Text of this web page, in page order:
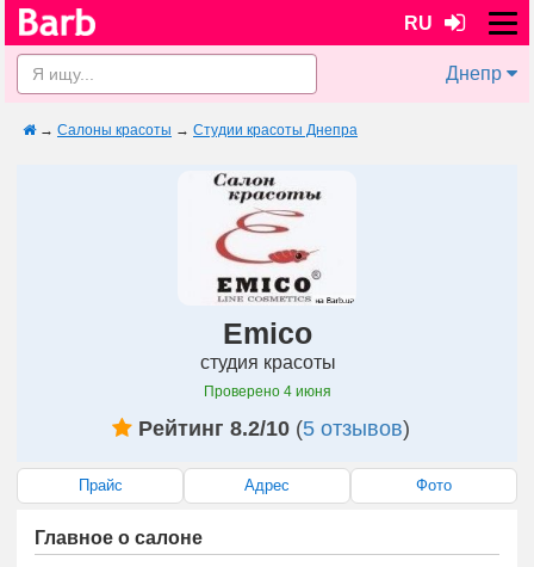
RU
Днепр
→ Салоны красоты → Студии красоты Днепра
Emico
студия красоты
Проверено 4 июня
Рейтинг 8.2/10 (5 отзывов)
Прайс Адрес Фото
Главное о салоне